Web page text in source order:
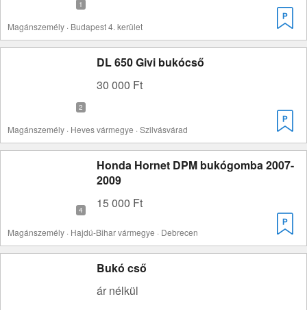
Magánszemély · Budapest 4. kerület
DL 650 Givi bukócső
30 000 Ft
Magánszemély · Heves vármegye · Szilvásvárad
Honda Hornet DPM bukógomba 2007-
2009
15 000 Ft
Magánszemély · Hajdú-Bihar vármegye · Debrecen
Bukó cső
ár nélkül